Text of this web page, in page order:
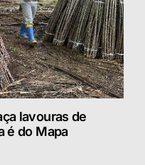
lavouras de
é do Mapa